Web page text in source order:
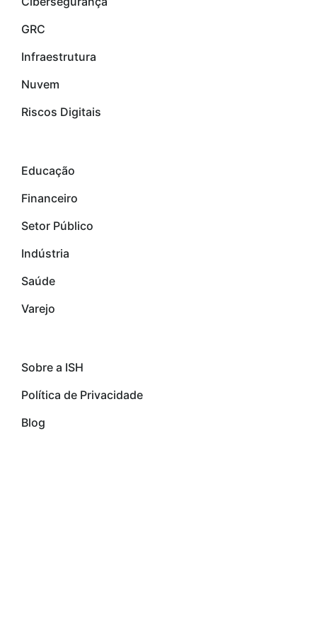
GRC
Infraestrutura
Nuvem
Riscos Digitais
Educação
Financeiro
Setor Público
Indústria
Saúde
Varejo
Sobre a ISH
Política de Privacidade
Blog